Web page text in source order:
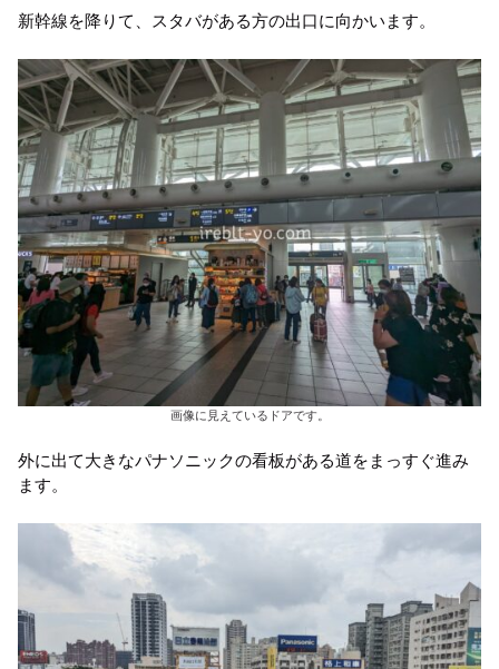
新幹線を降りて、スタバがある方の出口に向かいます。
画像に見えているドアです。
外に出て大きなパナソニックの看板がある道をまっすぐ進み
ます。